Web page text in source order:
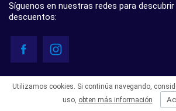
Síguenos en nuestras redes para
descuentos:
- 5.0 basado en 7 opiniones
Utilizamos cookies. Si continúa navegando,
uso, obten más información